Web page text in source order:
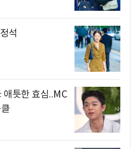
석
틋한 효심..MC